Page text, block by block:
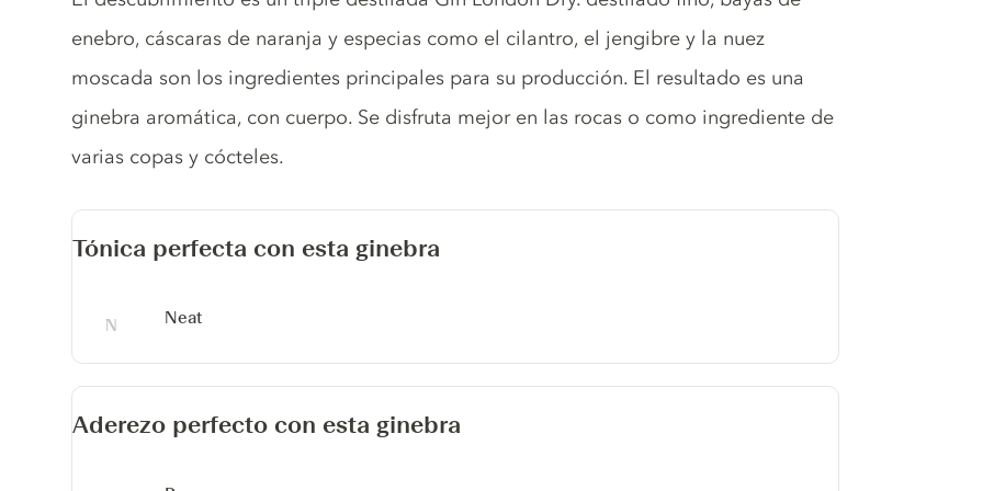
enebro, cáscaras de naranja y especias como el cilantro, el jengibre y la nuez
moscada son los ingredientes principales para su producción. El resultado es una
ginebra aromática, con cuerpo. Se disfruta mejor en las rocas o como ingrediente de
varias copas y cócteles.
Tónica perfecta con esta ginebra
Neat
Aderezo perfecto con esta ginebra